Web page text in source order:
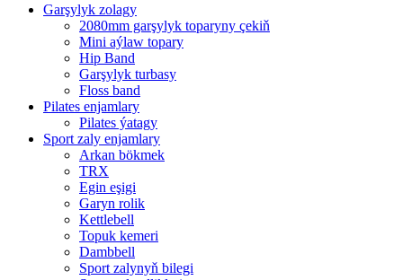
Garşylyk zolagy
2080mm garşylyk toparyny çekiň
Mini aýlaw topary
Hip Band
Garşylyk turbasy
Floss band
Pilates enjamlary
Pilates ýatagy
Sport zaly enjamlary
Arkan bökmek
TRX
Egin eşigi
Garyn rolik
Kettlebell
Topuk kemeri
Dambbell
Sport zalynyň bilegi